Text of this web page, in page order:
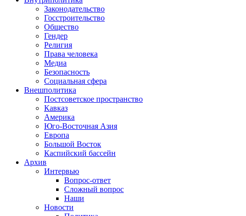
Законодательство
Госстроительство
Общество
Гендер
Религия
Права человека
Медиа
Безопасность
Социальная сфера
Внешполитика
Постсоветское пространство
Кавказ
Америка
Юго-Восточная Азия
Европа
Большой Восток
Каспийский бассейн
Архив
Интервью
Вопрос-ответ
Сложный вопрос
Наши
Новости